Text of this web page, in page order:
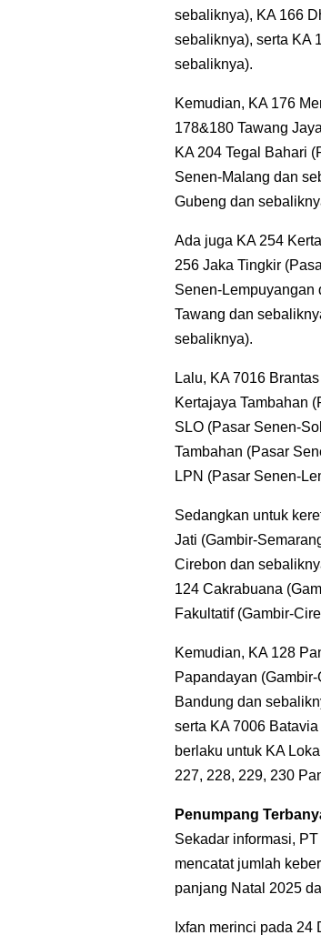
sebaliknya), KA 166
sebaliknya), serta KA
sebaliknya).
Kemudian, KA 176
178&180 Tawang
KA 204 Tegal Bahari
Senen-Malang dan
Gubeng dan
Ada juga KA 254
256 Jaka Tingkir
Senen-Lempuyangan
Tawang dan
sebaliknya).
Lalu, KA 7016
Kertajaya Tambahan
SLO (Pasar Senen-
Tambahan (Pasar
LPN (Pasar Senen-
Sedangkan untuk
Jati (Gambir-
Cirebon dan
124 Cakrabuana
Fakultatif (Gambir-
Kemudian, KA 128
Papandayan
Bandung dan
serta KA 7006
berlaku untuk KA
227, 228, 229, 230
Penumpang
Sekadar informasi,
mencatat jumlah
panjang Natal 2025
Ixfan merinci pada